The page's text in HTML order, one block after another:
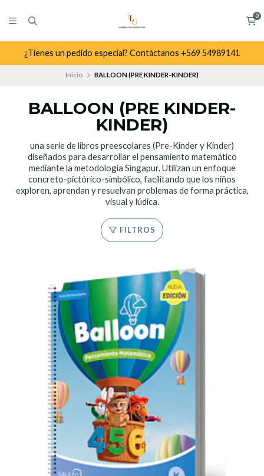
0
¿Tienes un pedido especial? Contáctanos +569 54989141
Inicio BALLOON (PRE KINDER-KINDER)
BALLOON (PRE KINDER-
KINDER)
una serie de libros preescolares (Pre-Kinder y Kinder)
diseñados para desarrollar el pensamiento matemático
mediante la metodología Singapur. Utilizan un enfoque
concreto-pictórico-simbólico, facilitando que los niños
exploren, aprendan y resuelvan problemas de forma práctica,
visual y lúdica.
FILTROS